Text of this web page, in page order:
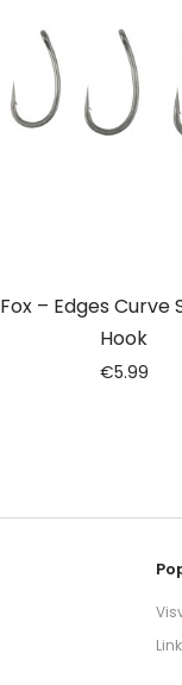
Fox – Edges Curve
Hook
€5.99